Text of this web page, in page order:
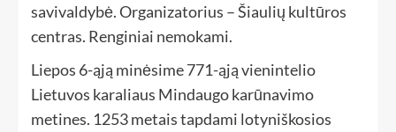
savivaldybė. Organizatorius – Šiaulių kultūros
centras. Renginiai nemokami.
Liepos 6-ąją minėsime 771-ąją vienintelio
Lietuvos karaliaus Mindaugo karūnavimo
metines. 1253 metais tapdami lotyniškosios